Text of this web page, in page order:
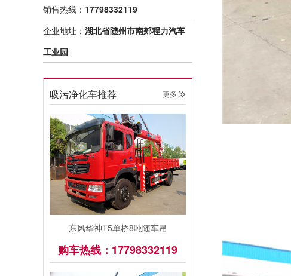
销售热线： 17798332119
企业地址： 湖北省随州市南郊程力汽车
工业园
吸污净化车推荐 更多 
东风华神T5单桥8吨随车吊
购车热线：17798332119